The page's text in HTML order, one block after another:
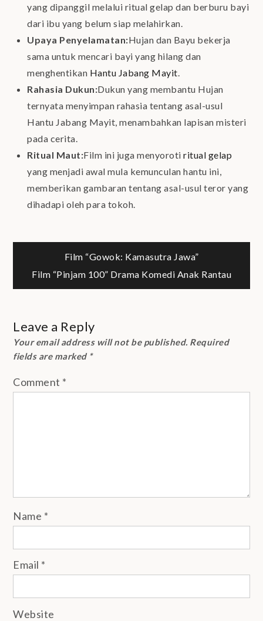
yang dipanggil melalui ritual gelap dan berburu bayi
dari ibu yang belum siap melahirkan.
Upaya Penyelamatan:Hujan dan Bayu bekerja
sama untuk mencari bayi yang hilang dan
menghentikan Hantu Jabang Mayit
Rahasia Dukun:Dukun yang membantu Hujan
ternyata menyimpan rahasia tentang asal-usul
Hantu Jabang Mayit, menambahkan lapisan misteri
pada cerita.
Ritual Maut:Film ini juga menyorotiritual gelap
yang menjadi awal mula kemunculan hantu ini,
memberikan gambaran tentang asal-usul teror yang
dihadapi oleh para tokoh.
Post
navigation
Film “Gowok: Kamasutra Jawa”
Film “Pinjam 100” Drama Komedi Anak Rantau
Leave a Reply
Your email address will not be published. Required
fields are marked *
Comment *
Name *
Email *
Website